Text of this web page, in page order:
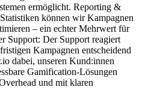
ermöglicht. Reporting &
können wir Kampagnen
– ein echter Mehrwert für
Support: Der Support reagiert
Kampagnen entscheidend
dabei, unseren Kund:innen
Gamification-Lösungen
und mit klaren